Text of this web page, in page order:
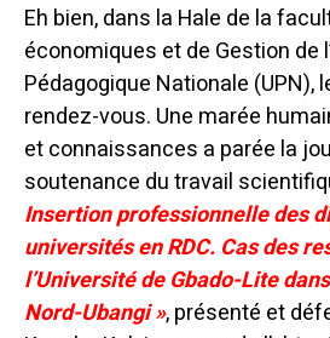
Eh bien, dans la Hale de la
économiques et de Gestion de
Pédagogique Nationale (UPN),
rendez-vous. Une marée
et connaissances a parée la
soutenance du travail
Insertion professionnelle des
universités en RDC. Cas des
l’Université de Gbado-Lite
Nord-Ubangi », présenté et